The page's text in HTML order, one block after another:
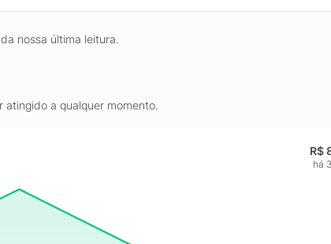
nossa última leitura.
a qualquer momento.
R$
há